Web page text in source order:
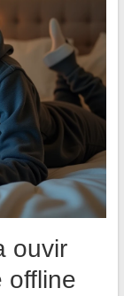
ouvir
offline